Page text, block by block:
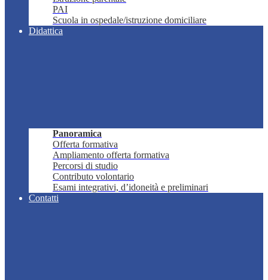
PAI
Scuola in ospedale/istruzione domiciliare
Didattica
Panoramica
Offerta formativa
Ampliamento offerta formativa
Percorsi di studio
Contributo volontario
Esami integrativi, d’idoneità e preliminari
Contatti